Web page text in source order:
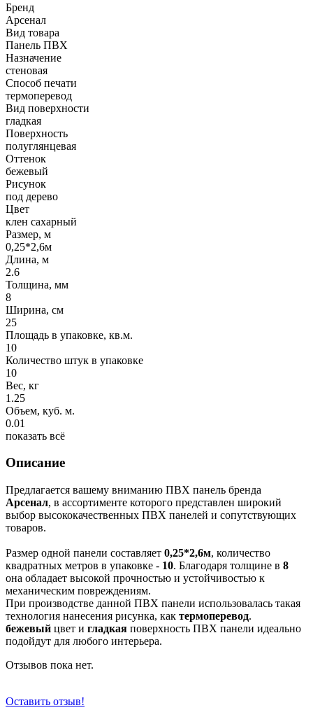
Бренд
Арсенал
Вид товара
Панель ПВХ
Назначение
стеновая
Способ печати
термоперевод
Вид поверхности
гладкая
Поверхность
полуглянцевая
Оттенок
бежевый
Рисунок
под дерево
Цвет
клен сахарный
Размер, м
0,25*2,6м
Длина, м
2.6
Толщина, мм
8
Ширина, см
25
Площадь в упаковке, кв.м.
10
Количество штук в упаковке
10
Вес, кг
1.25
Объем, куб. м.
0.01
показать всё
Описание
Предлагается вашему вниманию ПВХ панель бренда
Арсенал, в ассортименте которого представлен широкий
выбор высококачественных ПВХ панелей и сопутствующих
товаров.
Размер одной панели составляет 0,25*2,6м, количество
квадратных метров в упаковке - 10. Благодаря толщине в 8
она обладает высокой прочностью и устойчивостью к
механическим повреждениям.
При производстве данной ПВХ панели использовалась такая
технология нанесения рисунка, как термоперевод.
бежевый цвет и гладкая поверхность ПВХ панели идеально
подойдут для любого интерьера.
Отзывов пока нет.
Оставить отзыв!